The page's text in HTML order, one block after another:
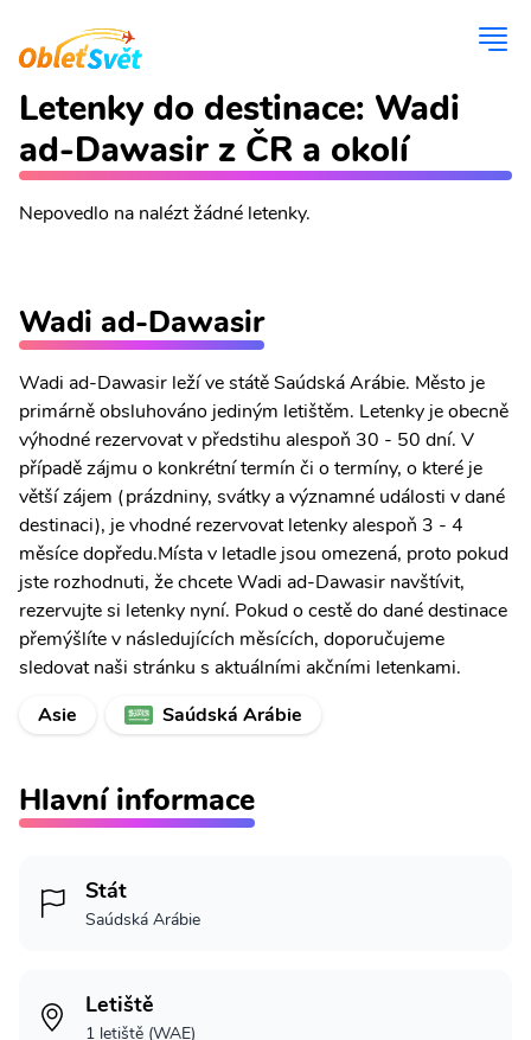
Letenky do destinace: Wadi
ad-Dawasir z ČR a okolí
Nepovedlo na nalézt žádné letenky.
Wadi ad-Dawasir
Wadi ad-Dawasir leží ve státě Saúdská Arábie. Město je
primárně obsluhováno jediným letištěm. Letenky je obecně
výhodné rezervovat v předstihu alespoň 30 - 50 dní. V
případě zájmu o konkrétní termín či o termíny, o které je
větší zájem (prázdniny, svátky a významné události v dané
destinaci), je vhodné rezervovat letenky alespoň 3 - 4
měsíce dopředu.Místa v letadle jsou omezená, proto pokud
jste rozhodnuti, že chcete Wadi ad-Dawasir navštívit,
rezervujte si letenky nyní. Pokud o cestě do dané destinace
přemýšlíte v následujících měsících, doporučujeme
sledovat naši stránku s aktuálními akčními letenkami.
Asie
Saúdská Arábie
Hlavní informace
Stát
Saúdská Arábie
Letiště
1 letiště (WAE)